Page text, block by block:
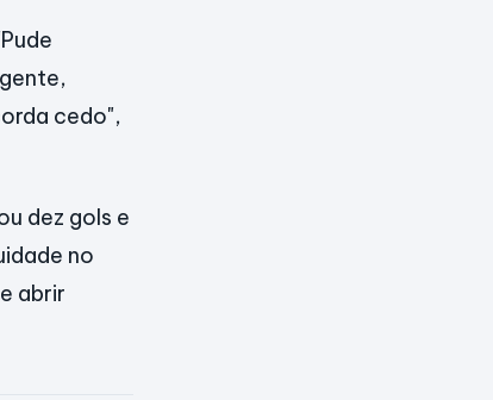
cedo",
dez gols e
no
abrir